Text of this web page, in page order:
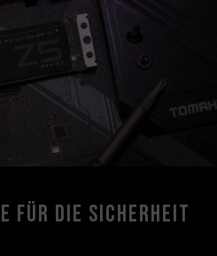
für die Sicherheit